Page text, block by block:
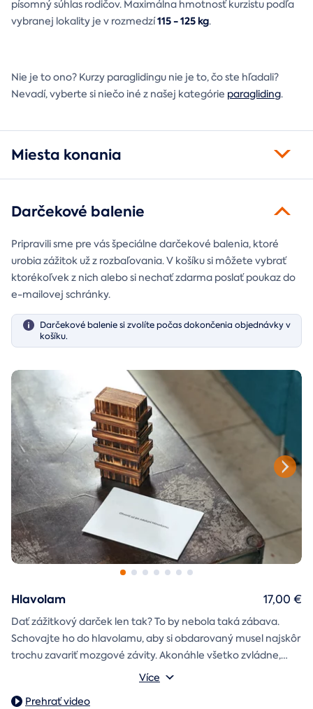
písomný súhlas rodičov. Maximálna hmotnosť kurzistu podľa
vybranej lokality je v rozmedzí115 - 125 kg.
Nie je to ono? Kurzy paraglidingu nie je to, čo ste hľadali?
Nevadí, vyberte si niečo iné z našej kategórie paragliding.
Miesta konania
Darčekové balenie
Pripravili sme pre vás špeciálne darčekové balenia, ktoré
urobia zážitok už z rozbaľovania. V košíku si môžete vybrať
ktorékoľvek z nich alebo si nechať zdarma poslať poukaz do
e-mailovej schránky.
Darčekové balenie si zvolíte počas dokončenia objednávky v
košíku.
Hlavolam
Dať zážitkový darček len tak? To by nebola taká zábava.
Schovajte ho do hlavolamu, aby si obdarovaný musel najskôr
trochu zavariť mozgové závity. Akonáhle všetko zvládne,
objaví poukaz na zážitok i s vašim venováním.
Vonkajšie rozmery: 15,5 × 8,5 × 5 cm
Více
17,00 €
Prehrať video